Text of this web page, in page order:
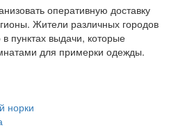
оперативную доставку
Жители различных городов
пунктах выдачи, которые
для примерки одежды.
норки